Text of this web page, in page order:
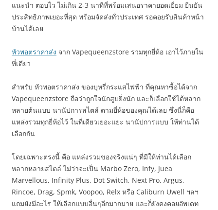
แนะนำ ตอบไว ไม่เกิน 2-3 นาทีที่พร้อมเสนอราคายอดเยี่ยม ยืนยัน
ประสิทธิภาพเยอะที่สุด พร้อมจัดส่งทั่วประเทศ รอคอยรับสินค้าหน้า
บ้านได้เลย
หัวพอตราคาส่ง จาก Vapequeenzstore รวมทุกยี่ห้อ เอาไว้ภายใน
ที่เดียว
สำหรับ หัวพอตราคาส่ง ของบุหรี่กระแสไฟฟ้า ที่คุณหาซื้อได้จาก
Vapequeenzstore ถือว่าถูกใจนักสูบยิ่งนัก และก็เลือกใช้ได้หลาก
หลายต้นแบบ นานัปการสไตล์ ตามยี่ห้อของคุณได้เลย ซึ่งนี่ก็คือ
แหล่งรวมทุกยี่ห้อไว้ ในที่เดียวเยอะแยะ นานัปการแบบ ให้ท่านได้
เลือกกัน
โดยเฉพาะตรงนี้ คือ แหล่งรวมของจริงแน่ๆ ที่มีให้ท่านได้เลือก
หลากหลายสไตล์ ไม่ว่าจะเป็น Marbo Zero, Infy, Juea
Marvellous, Infinity Plus, Dot Switch, Next Pro, Argus,
Rincoe, Drag, Spmk, Voopoo, Relx หรือ Caliburn Uwell ฯลฯ
แถมยังมีอะไร ให้เลือกแบบอื่นๆอีกมากมาย และก็ยังคงคอยอัพเดท